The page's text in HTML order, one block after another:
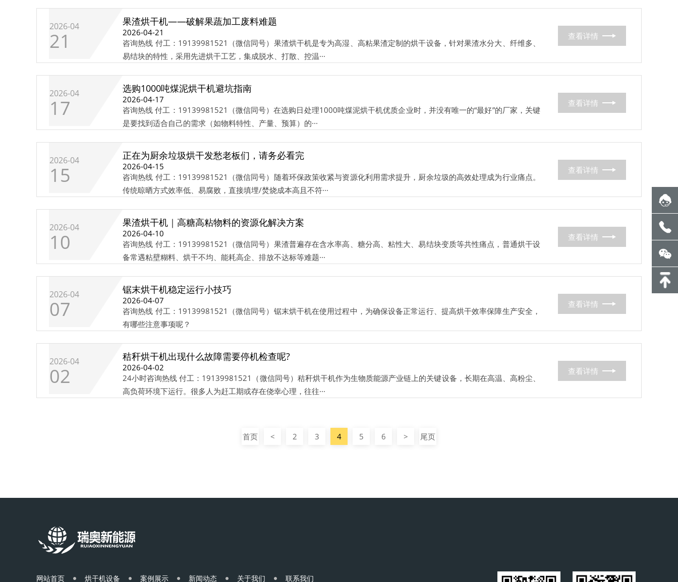
2026-04
21
果渣烘干机——破解果蔬加工废料难题
2026-04-21
咨询热线 付工：19139981521（微信同号）果渣烘干机是专为高湿、高粘果渣定制的烘干设备，针对果渣水分大、纤维多、
易结块的特性，采用先进烘干工艺，集成脱水、打散、控温···
查看详情
2026-04
17
选购1000吨煤泥烘干机避坑指南
2026-04-17
咨询热线 付工：19139981521（微信同号）在选购日处理1000吨煤泥烘干机优质企业时，并没有唯一的“最好”的厂家，关键
是要找到适合自己的需求（如物料特性、产量、预算）的···
查看详情
2026-04
15
正在为厨余垃圾烘干发愁老板们，请务必看完
2026-04-15
咨询热线 付工：19139981521（微信同号）随着环保政策收紧与资源化利用需求提升，厨余垃圾的高效处理成为行业痛点。
传统晾晒方式效率低、易腐败，直接填埋/焚烧成本高且不符···
查看详情
2026-04
10
果渣烘干机｜高糖高粘物料的资源化解决方案
2026-04-10
咨询热线 付工：19139981521（微信同号）果渣普遍存在含水率高、糖分高、粘性大、易结块变质等共性痛点，普通烘干设
备常遇粘壁糊料、烘干不均、能耗高企、排放不达标等难题···
查看详情
2026-04
07
锯末烘干机稳定运行小技巧
2026-04-07
咨询热线 付工：19139981521（微信同号）锯末烘干机在使用过程中，为确保设备正常运行、提高烘干效率保障生产安全，
有哪些注意事项呢？
查看详情
2026-04
02
秸秆烘干机出现什么故障需要停机检查呢?
2026-04-02
24小时咨询热线 付工：19139981521（微信同号）秸秆烘干机作为生物质能源产业链上的关键设备，长期在高温、高粉尘、
高负荷环境下运行。很多人为赶工期或存在侥幸心理，往往···
查看详情
首页 < 2 3 4 5 6 > 尾页
网站首页 烘干机设备 案例展示 新闻动态 关于我们 联系我们